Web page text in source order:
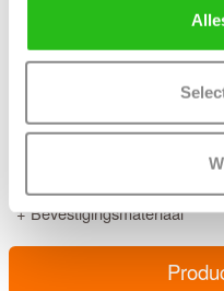
+ Twee deurkrukken zwart
+ Twee langschilden
+ Bevestigingsmateriaal